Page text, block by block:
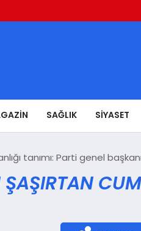
SAĞLIK SIYASET
tanımı: Parti genel